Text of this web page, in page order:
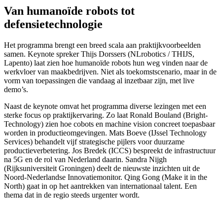
Van humanoïde robots tot
defensietechnologie
Het programma brengt een breed scala aan praktijkvoorbeelden
samen. Keynote spreker Thijs Dorssers (NLrobotics / THIJS,
Lapento) laat zien hoe humanoïde robots hun weg vinden naar de
werkvloer van maakbedrijven. Niet als toekomstscenario, maar in de
vorm van toepassingen die vandaag al inzetbaar zijn, met live
demo’s.
Naast de keynote omvat het programma diverse lezingen met een
sterke focus op praktijkervaring. Zo laat Ronald Bouland (Bright-
Technology) zien hoe cobots en machine vision concreet toepasbaar
worden in productieomgevingen. Mats Boeve (IJssel Technology
Services) behandelt vijf strategische pijlers voor duurzame
productieverbetering. Jos Bredek (ICCS) bespreekt de infrastructuur
na 5G en de rol van Nederland daarin. Sandra Nijgh
(Rijksuniversiteit Groningen) deelt de nieuwste inzichten uit de
Noord-Nederlandse Innovatiemonitor. Qing Gong (Make it in the
North) gaat in op het aantrekken van internationaal talent. Een
thema dat in de regio steeds urgenter wordt.